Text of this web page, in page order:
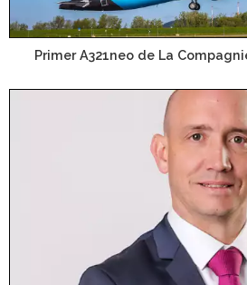
Primer A321neo de La